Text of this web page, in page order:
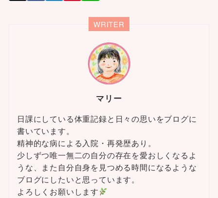
WRITER
マリー
日課にしている体重記録と日々の思いをブログに
書いています。
精神的な病による入院・再発歴あり。
少しずつ唯一無二の自分の存在を愛おしくなるよ
うな、また自分自身を見つめる時間になるような
ブログにしたいと思っています。
よろしくお願いします